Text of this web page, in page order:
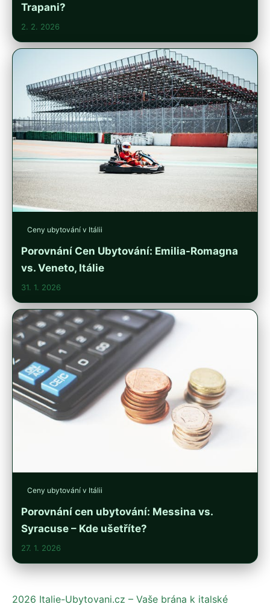
Trapani?
2. 2. 2026
Ceny ubytování v Itálii
Porovnání Cen Ubytování: Emilia-Romagna
vs. Veneto, Itálie
31. 1. 2026
Ceny ubytování v Itálii
Porovnání cen ubytování: Messina vs.
Syracuse – Kde ušetříte?
27. 1. 2026
2026 Italie-Ubytovani.cz – Vaše brána k italské